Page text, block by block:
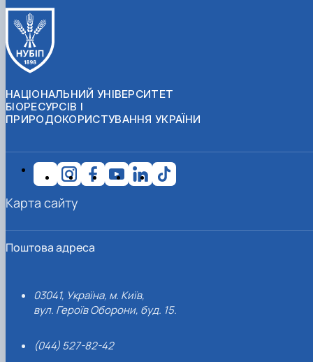
НАЦІОНАЛЬНИЙ УНІВЕРСИТЕТ
БІОРЕСУРСІВ І
ПРИРОДОКОРИСТУВАННЯ УКРАЇНИ
Поштова адреса
03041, Україна, м. Київ,
вул. Героїв Оборони, буд. 15.
(044) 527-82-42
Карта сайту